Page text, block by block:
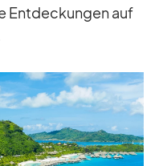
Ent­de­ckun­gen auf